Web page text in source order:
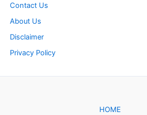
Contact Us
About Us
Disclaimer
Privacy Policy
HOME